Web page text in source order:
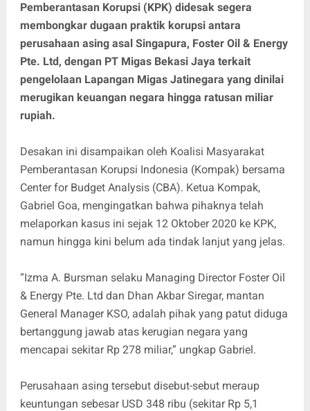
Pemberantasan Korupsi (KPK) didesak segera
membongkar dugaan praktik korupsi antara
perusahaan asing asal Singapura, Foster Oil & Energy
Pte. Ltd, dengan PT Migas Bekasi Jaya terkait
pengelolaan Lapangan Migas Jatinegara yang dinilai
merugikan keuangan negara hingga ratusan miliar
rupiah.
Desakan ini disampaikan oleh Koalisi Masyarakat
Pemberantasan Korupsi Indonesia (Kompak) bersama
Center for Budget Analysis (CBA). Ketua Kompak,
Gabriel Goa, mengingatkan bahwa pihaknya telah
melaporkan kasus ini sejak 12 Oktober 2020 ke KPK,
namun hingga kini belum ada tindak lanjut yang jelas.
“Izma A. Bursman selaku Managing Director Foster Oil
& Energy Pte. Ltd dan Dhan Akbar Siregar, mantan
General Manager KSO, adalah pihak yang patut diduga
bertanggung jawab atas kerugian negara yang
mencapai sekitar Rp 278 miliar,” ungkap Gabriel.
Perusahaan asing tersebut disebut-sebut meraup
keuntungan sebesar USD 348 ribu (sekitar Rp 5,1